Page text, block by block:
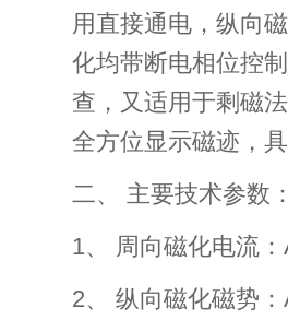
用直接通电，纵向
化均带断电相位控
查，又适用于剩磁
全方位显示磁迹，
二、 主要技术参数
1、 周向磁化电流
2、 纵向磁化磁势